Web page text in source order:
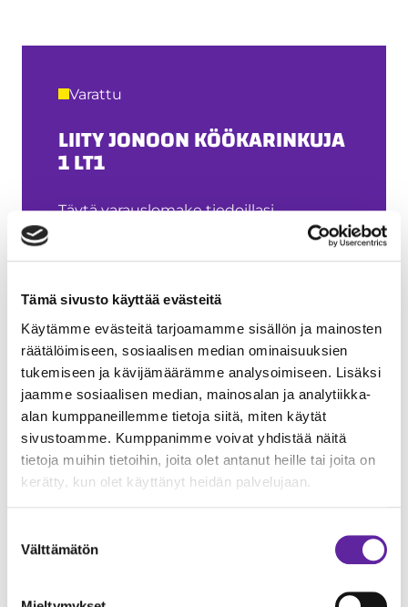
Tämä sivusto käyttää evästeitä
Käytämme evästeitä tarjoamamme sisällön ja mainosten
räätälöimiseen, sosiaalisen median ominaisuuksien
tukemiseen ja kävijämäärämme analysoimiseen. Lisäksi
jaamme sosiaalisen median, mainosalan ja analytiikka-
alan kumppaneillemme tietoja siitä, miten käytät
sivustoamme. Kumppanimme voivat yhdistää näitä
tietoja muihin tietoihin, joita olet antanut heille tai joita on
kerätty, kun olet käyttänyt heidän palvelujaan.
valinta
Välttämätön
Varattu
LIITY JONOON KÖÖKARINKUJA
1 LT1
Täytä varauslomake tiedoillasi.
asuntomyyjämme on sinuun
aiempia varauksia, voit sopia
asuntokauppojen ajankohdan
asuntomyyntimme kanssa.
Nimi*
Etunimi
Sukunimi
Sähköposti